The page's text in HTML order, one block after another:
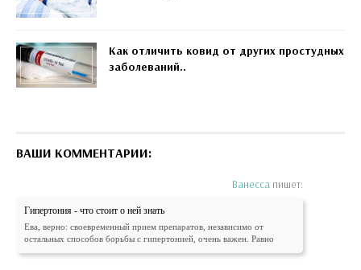
Как отличить ковид от других простудных
заболеваний..
ВАШИ КОММЕНТАРИИ:
Ванесса пишет:
Гипертония - что стоит о ней знать
Ева, верно: своевременный прием препаратов, независимо от
остальных способов борьбы с гипертонией, очень важен. Равно